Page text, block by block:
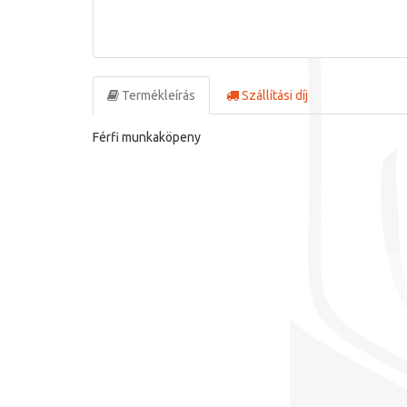
Termékleírás Szállítási díj
Férfi munkaköpeny